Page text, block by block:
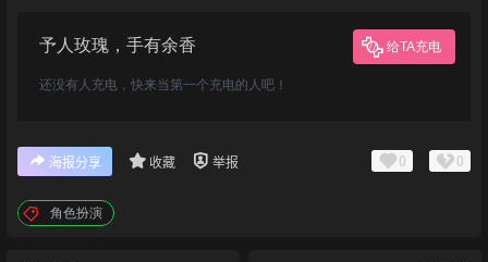
予人玫瑰，手有余香 给TA充电
还没有人充电，快来当第一个充电的人吧！
海报分享 收藏 举报 0 0
角色扮演